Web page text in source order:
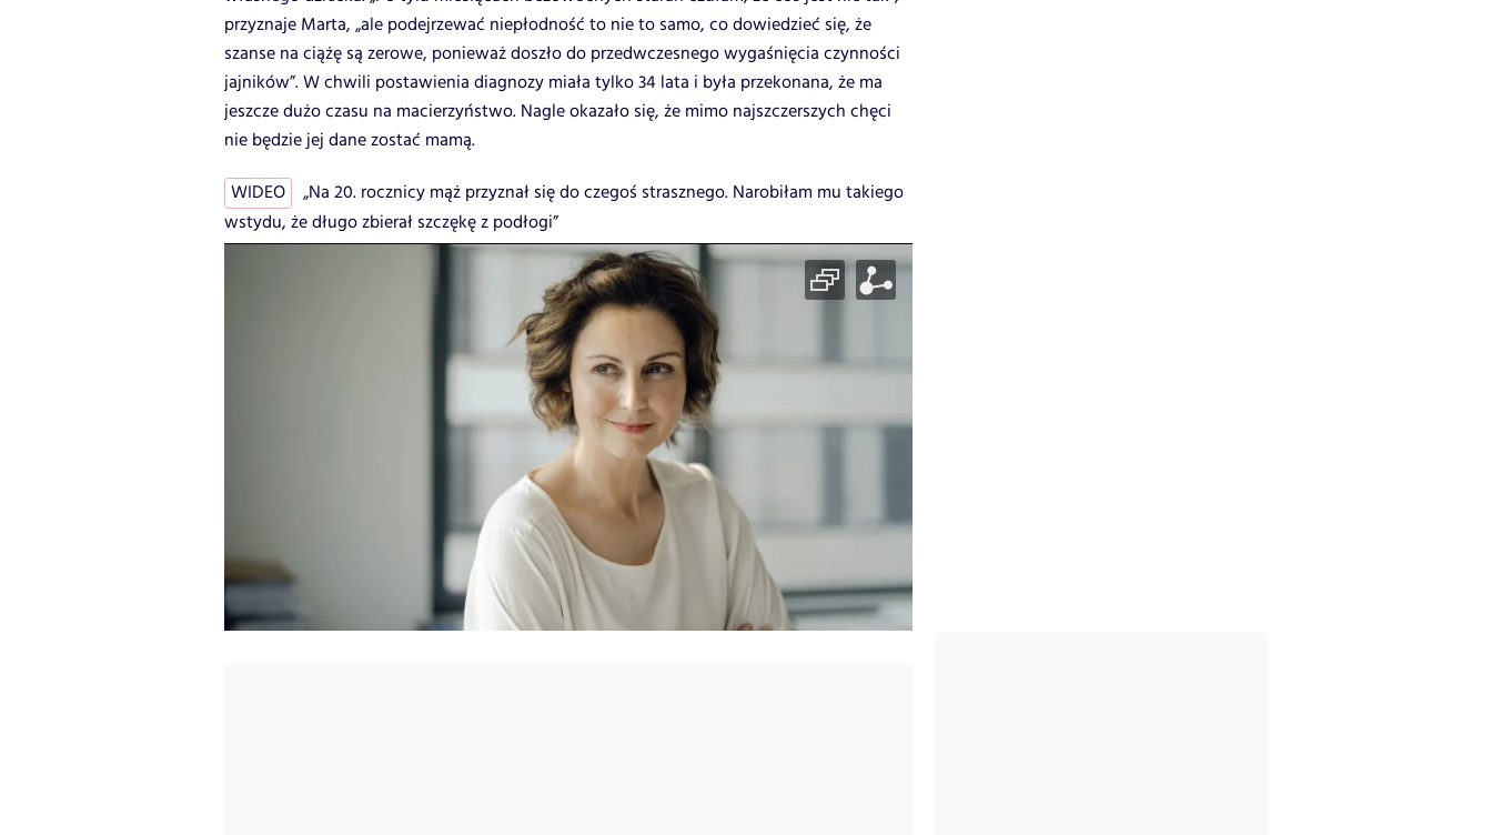
przyznaje Marta, „ale podejrzewać niepłodność to nie to samo, co dowiedzieć się, że
szanse na ciążę są zerowe, ponieważ doszło do przedwczesnego wygaśnięcia czynności
jajników”. W chwili postawienia diagnozy miała tylko 34 lata i była przekonana, że ma
jeszcze dużo czasu na macierzyństwo. Nagle okazało się, że mimo najszczerszych chęci
nie będzie jej dane zostać mamą.
WIDEO
„Na 20. rocznicy mąż przyznał się do czegoś strasznego. Narobiłam mu takiego
wstydu, że długo zbierał szczękę z podłogi”